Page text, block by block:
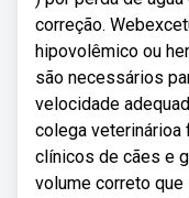
correção.
hipovolêmico ou
são necessários
velocidade
colega veterinárioa
clínicos de cães e
volume correto